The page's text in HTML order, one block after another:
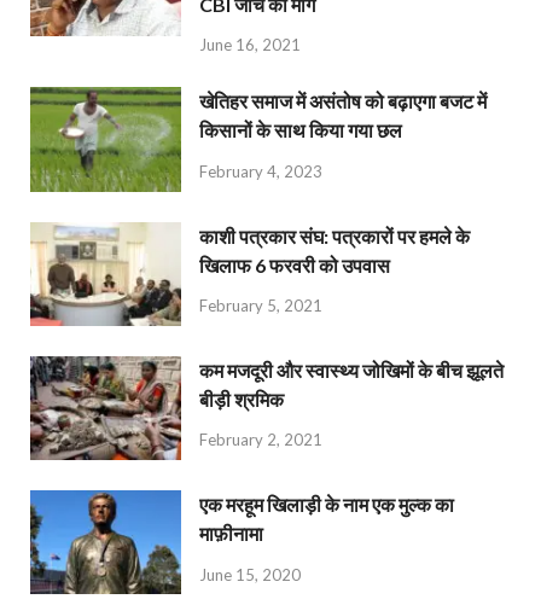
June 16, 2021
खेतिहर समाज में असंतोष को बढ़ाएगा बजट में
किसानों के साथ किया गया छल
February 4, 2023
काशी पत्रकार संघ: पत्रकारों पर हमले के
खिलाफ 6 फरवरी को उपवास
February 5, 2021
कम मजदूरी और स्वास्थ्य जोखिमों के बीच झूलते
बीड़ी श्रमिक
February 2, 2021
एक मरहूम खिलाड़ी के नाम एक मुल्क का
माफ़ीनामा
June 15, 2020